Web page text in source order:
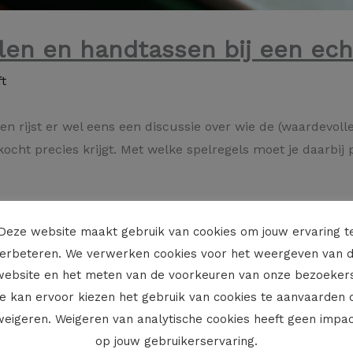
en handtassen bij een
rijst er wel eens een discussie over wie de
precies krijgt. Met welke spelregels moet je daarbij
te weten onder welk huwelijksvermogensstelsel de ex-
van goederen dan behoudt elke ex-
onder het wettelijk stelsel (scheiding van
elk van de echtgenoten de klederen en voorwerpen
vallen in principe onder deze bepaling zodat ze in de
werden als attentie of ter gelegenheid van een
website maakt gebruik van cookies om jouw ervaring
We verwerken cookies voor het weergeven van
en het meten van de voorkeuren van onze
kan ervoor kiezen het gebruik van cookies te aanvaarden
Weigeren van analytische cookies heeft geen
op jouw gebruikerservaring.